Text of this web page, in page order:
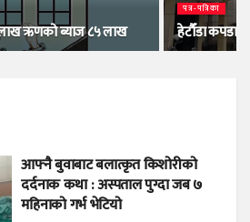
लाख ऋणको ब्याज ८५ लाख
पत्र-पत्रिका
हेटौँडा कपडा
आफ्नै बुवाबाट बलात्कृत किशोरीको
दर्दनाक कथा : अस्पताल पुग्दा जब ७
महिनाको गर्भ भेटियो